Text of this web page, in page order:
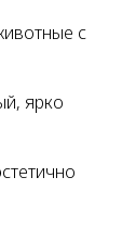
с
ярко